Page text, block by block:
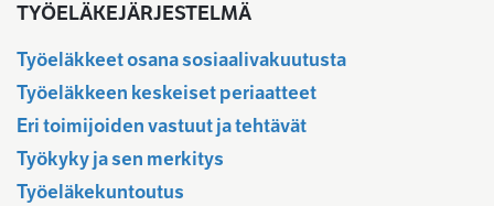
TYÖELÄKEJÄRJESTELMÄ
Työeläkkeet osana sosiaalivakuutusta
Työeläkkeen keskeiset periaatteet
Eri toimijoiden vastuut ja tehtävät
Työkyky ja sen merkitys
Työeläkekuntoutus